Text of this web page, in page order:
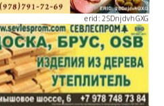
erid: 2SDnjdvhGXG